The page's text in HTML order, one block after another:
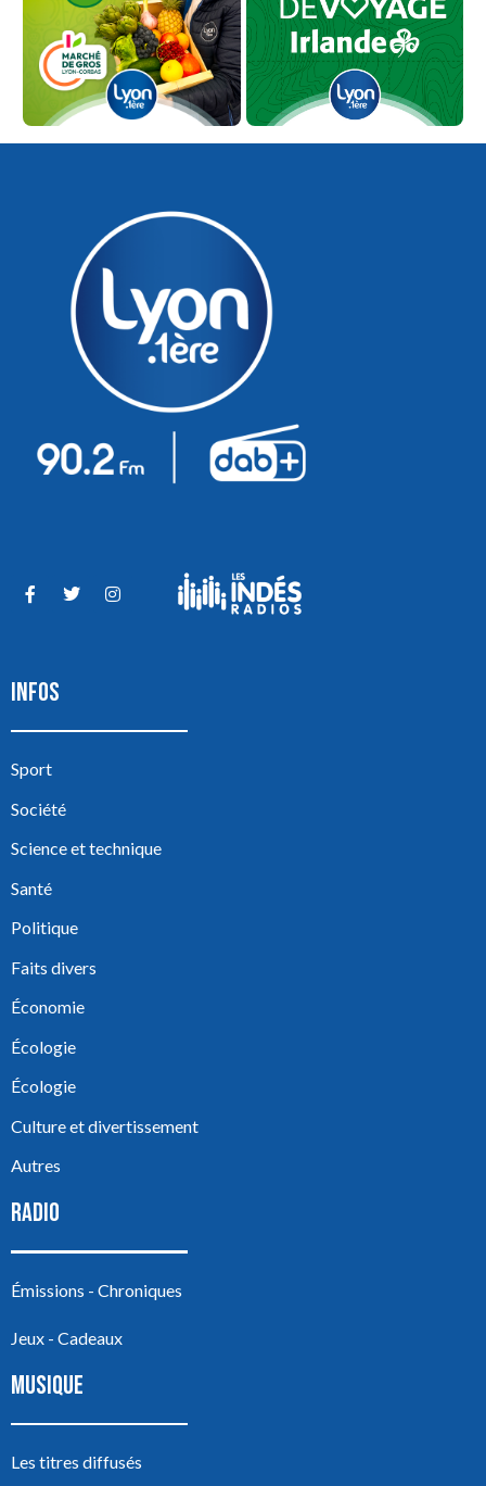
INFOS
Sport
Société
Science et technique
Santé
Politique
Faits divers
Économie
Écologie
Écologie
Culture et divertissement
Autres
RADIO
Émissions - Chroniques
Jeux - Cadeaux
MUSIQUE
Les titres diffusés